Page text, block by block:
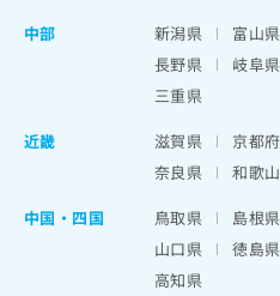
中部
新潟県 富山県
長野県
岐阜県
三重県
近畿
滋賀県 京都府
奈良県
和歌
中国・四国
鳥取県 島根県
山口県
徳島県
高知県